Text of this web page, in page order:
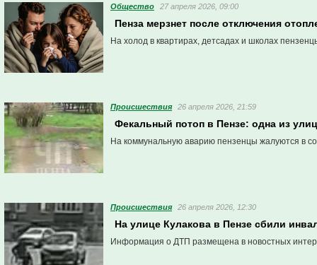
Общество 27 апреля 2026, 09:00
Пенза мерзнет после отключения
На холод в квартирах, детсадах и школах
Проиcшествия 26 апреля 2026, 21:59
Фекальный потоп в Пензе: одна из
На коммунальную аварию пензенцы жалуются в
Проиcшествия 26 апреля 2026, 12:30
На улице Кулакова в Пензе сбили
Информация о ДТП размещена в новостных